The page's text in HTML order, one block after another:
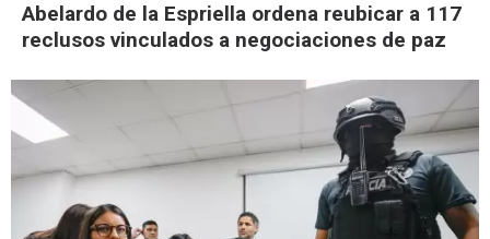
Abelardo de la Espriella ordena reubicar a 117
reclusos vinculados a negociaciones de paz